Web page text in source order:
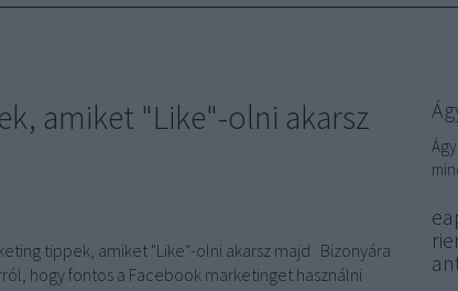
amiket "Like"-olni akarsz
tippek, amiket "Like"-olni akarsz majd Bizonyára
hogy fontos a Facebook marketinget használni